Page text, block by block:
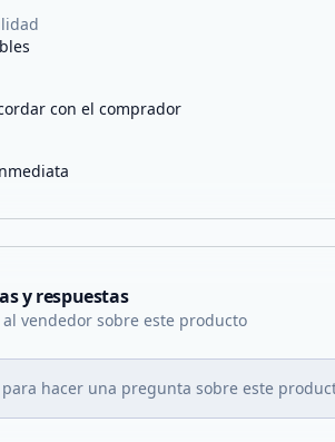
con el comprador
y respuestas
vendedor sobre este producto
para hacer una pregunta sobre este